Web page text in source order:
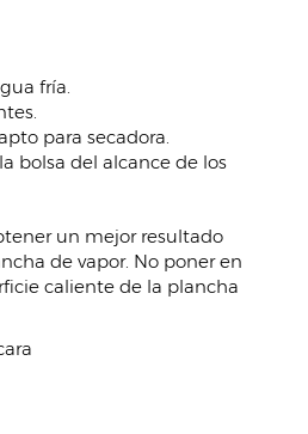
fría.
para secadora.
bolsa del alcance de los
un mejor resultado
de vapor. No poner en
caliente de la plancha